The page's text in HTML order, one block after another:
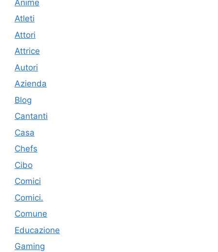
Anime
Atleti
Attori
Attrice
Autori
Azienda
Blog
Cantanti
Casa
Chefs
Cibo
Comici
Comici.
Comune
Educazione
Gaming